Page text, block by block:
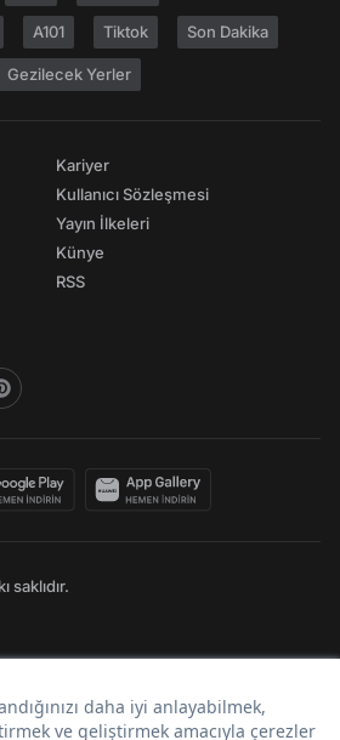
A101 Tiktok Son Dakika
Gezilecek Yerler
Kariyer
Kullanıcı Sözleşmesi
Yayın İlkeleri
Künye
RSS
saklıdır.
markasıdır.